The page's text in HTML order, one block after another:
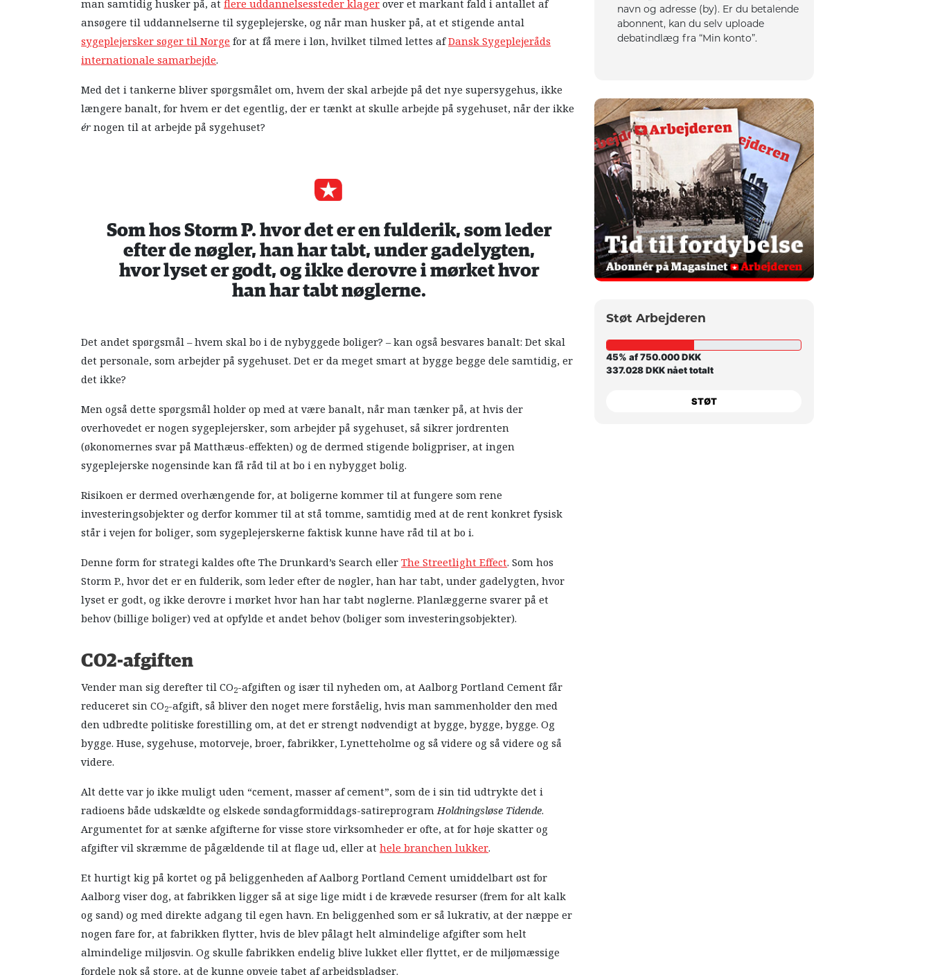
man samtidig husker på, atflere uddannelsessteder klagerover et markant fald i antallet af
ansøgere til uddannelserne til sygeplejerske, og når man husker på, at et stigende antal
sygeplejersker søger til Norge for at få mere i løn, hvilket tilmed lettes afDansk Sygeplejeråds
internationale samarbejde.
Med det i tankerne bliver spørgsmålet om, hvem der skal arbejde på det nye supersygehus, ikke
længere banalt, for hvem er det egentlig, der er tænkt at skulle arbejde på sygehuset, når der ikke
érnogen til at arbejde på sygehuset?
Som hos Storm P. hvor det er en fulderik, som leder
efter de nøgler, han har tabt, under gadelygten,
hvor lyset er godt, og ikke derovre i mørket hvor
han har tabt nøglerne.
Det andet spørgsmål – hvem skal bo i de nybyggede boliger? – kan også besvares banalt: Det skal
det personale, som arbejder på sygehuset. Det er da meget smart at bygge begge dele samtidig, er
det ikke?
Men også dette spørgsmål holder op med at være banalt, når man tænker på, at hvis der
overhovedet er nogen sygeplejersker, som arbejder på sygehuset, så sikrer jordrenten
(økonomernes svar på Matthæus-effekten) og de dermed stigende boligpriser, at ingen
sygeplejerske nogensinde kan få råd til at bo i en nybygget bolig.
Risikoen er dermed overhængende for, at boligerne kommer til at fungere som rene
investeringsobjekter og derfor kommer til at stå tomme, samtidig med at de rent konkret fysisk
står i vejen for boliger, som sygeplejerskerne faktisk kunne have råd til at bo i.
Denne form for strategi kaldes ofte The Drunkard’s Search ellerThe Streetlight Effect. Som hos
Storm P., hvor det er en fulderik, som leder efter de nøgler, han har tabt, under gadelygten, hvor
lyset er godt, og ikke derovre i mørket hvor han har tabt nøglerne. Planlæggerne svarer på et
behov (billige boliger) ved at opfylde et andet behov (boliger som investeringsobjekter).
CO2-afgiften
Vender man sig derefter til CO2-afgiften og især til nyheden om, at Aalborg Portland Cement får
reduceret sin CO2-afgift, så bliver den noget mere forståelig, hvis man sammenholder den med
den udbredte politiske forestilling om, at det er strengt nødvendigt at bygge, bygge, bygge. Og
bygge. Huse, sygehuse, motorveje, broer, fabrikker, Lynetteholme og så videre og så videre og så
videre.
Alt dette var jo ikke muligt uden “cement, masser af cement”, som de i sin tid udtrykte det i
radioens både udskældte og elskede søndagformiddags-satireprogramHoldningsløse Tidende.
Argumentet for at sænke afgifterne for visse store virksomheder er ofte, at for høje skatter og
afgifter vil skræmme de pågældende til at flage ud, eller athele branchen lukker.
Et hurtigt kig på kortet og på beliggenheden af Aalborg Portland Cement umiddelbart øst for
Aalborg viser dog, at fabrikken ligger så at sige lige midt i de krævede resurser (frem for alt kalk
og sand) og med direkte adgang til egen havn. En beliggenhed som er så lukrativ, at der næppe er
nogen fare for, at fabrikken flytter, hvis de blev pålagt helt almindelige afgifter som helt
almindelige miljøsvin. Og skulle fabrikken endelig blive lukket eller flyttet, er de miljømæssige
fordele nok så store, at de kunne opveje tabet af arbejdspladser.
navn og adresse (by). Er du betalende
abonnent, kan du selv uploade
debatindlæg fra “Min konto”.
Støt Arbejderen
45% af 750.000 DKK
337.028 DKK nået totalt
STØT